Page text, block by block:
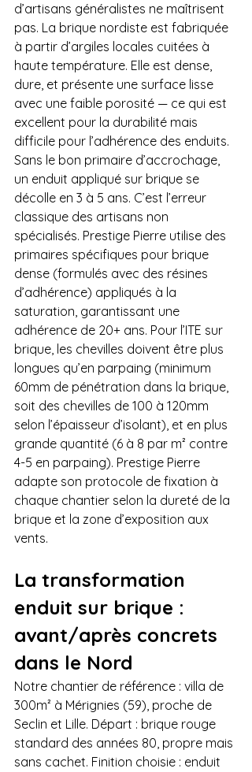
d’artisans généralistes ne maîtrisent
pas. La brique nordiste est fabriquée
à partir d’argiles locales cuitées à
haute température. Elle est dense,
dure, et présente une surface lisse
avec une faible porosité — ce qui est
excellent pour la durabilité mais
difficile pour l’adhérence des enduits.
Sans le bon primaire d’accrochage,
un enduit appliqué sur brique se
décolle en 3 à 5 ans. C’est l’erreur
classique des artisans non
spécialisés. Prestige Pierre utilise des
primaires spécifiques pour brique
dense (formulés avec des résines
d’adhérence) appliqués à la
saturation, garantissant une
adhérence de 20+ ans. Pour l’ITE sur
brique, les chevilles doivent être plus
longues qu’en parpaing (minimum
60mm de pénétration dans la brique,
soit des chevilles de 100 à 120mm
selon l’épaisseur d’isolant), et en plus
grande quantité (6 à 8 par m² contre
4-5 en parpaing). Prestige Pierre
adapte son protocole de fixation à
chaque chantier selon la dureté de la
brique et la zone d’exposition aux
vents.
La transformation
enduit sur brique :
avant/après concrets
dans le Nord
Notre chantier de référence : villa de
300m² à Mérignies (59), proche de
Seclin et Lille. Départ : brique rouge
standard des années 80, propre mais
sans cachet. Finition choisie : enduit